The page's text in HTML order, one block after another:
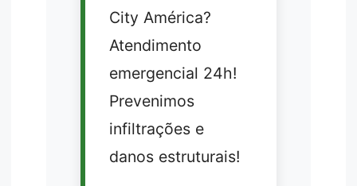
City América?
Atendimento
emergencial 24h!
Prevenimos
infiltrações e
danos estruturais!